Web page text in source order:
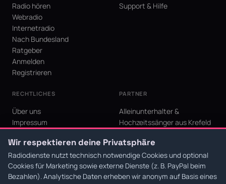
Radio hören
Webradio
Internetradio
Nach Bundesland
Ratgeber
Anmelden
Registrieren
Support & Hilfe
RECHTLICHES
Über uns
Impressum
AGB
Cookie-Einstellungen
PARTNER
Alleinunterhalter &
Hochzeitssänger aus Krefeld
Krefeld für den Niederrhein
Wir respektieren deine Privatsphäre
Radiodienste nutzt technisch notwendige Cookies und optional
Cookies für Marketing sowie externe Dienste (z. B. PayPal beim
Bezahlen). Analytische Daten erheben wir anonym auf Basis eines